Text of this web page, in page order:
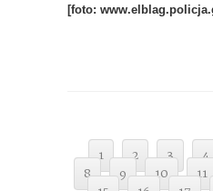
[foto:
1 2 3 4
8
9 10 11